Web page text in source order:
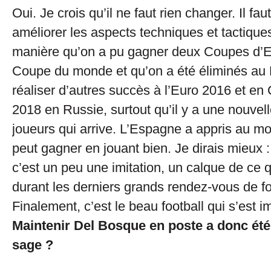
Oui. Je crois qu’il ne faut rien changer. Il
améliorer les aspects techniques et
manière qu’on a pu gagner deux Coupes
Coupe du monde et qu’on a été éliminés
réaliser d’autres succès à l’Euro 2016 et
2018 en Russie, surtout qu’il y a une
joueurs qui arrive. L’Espagne a appris au
peut gagner en jouant bien. Je dirais mieux
c’est un peu une imitation, un calque de ce
durant les derniers grands rendez-vous de
Finalement, c’est le beau football qui s’est
Maintenir Del Bosque en poste a donc
sage ?